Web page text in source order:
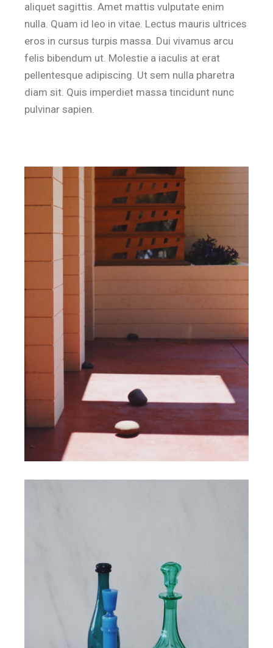
aliquet sagittis. Amet mattis vulputate enim
nulla. Quam id leo in vitae. Lectus mauris ultrices
eros in cursus turpis massa. Dui vivamus arcu
felis bibendum ut. Molestie a iaculis at erat
pellentesque adipiscing. Ut sem nulla pharetra
diam sit. Quis imperdiet massa tincidunt nunc
pulvinar sapien.